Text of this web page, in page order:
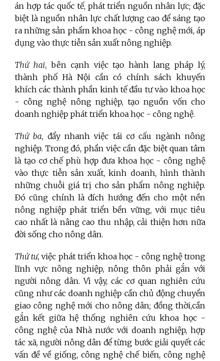
án hợp tác quốc tế, phát triển nguồn nhân lực; đặc
biệt là nguồn nhân lực chất lượng cao để sáng tạo
ra những sản phẩm khoa học - công nghệ mới, áp
dụng vào thực tiễn sản xuất nông nghiệp.
Thứ hai, bên cạnh việc tạo hành lang pháp lý,
thành phố Hà Nội cần có chính sách khuyến
khích các thành phần kinh tế đầu tư vào khoa học
- công nghệ nông nghiệp, tạo nguồn vốn cho
doanh nghiệp phát triển khoa học - công nghệ.
Thứ ba, đẩy nhanh việc tái cơ cấu ngành nông
nghiệp. Trong đó, phần việc cần đặc biệt quan tâm
là tạo cơ chế phù hợp đưa khoa học - công nghệ
vào thực tiễn sản xuất, kinh doanh, hình thành
những chuỗi giá trị cho sản phẩm nông nghiệp.
Đó cũng chính là đích hướng đến cho một nền
nông nghiệp phát triển bền vững, với mục tiêu
cao nhất là nâng cao thu nhập, cải thiện hơn nữa
đời sống cho nông dân.
Thứ tư, việc phát triển khoa học - công nghệ trong
lĩnh vực nông nghiệp, nông thôn phải gắn với
người nông dân. Vì vậy, các cơ quan nghiên cứu
cũng như các doanh nghiệp cần chủ động chuyển
giao công nghệ mới cho nông dân; đồng thời,cần
gắn kết giữa hệ thống nghiên cứu khoa học -
công nghệ của Nhà nước với doanh nghiệp, hợp
tác xã, người nông dân để từng bước giải quyết các
vấn đề về giống, công nghệ chế biến, công nghệ